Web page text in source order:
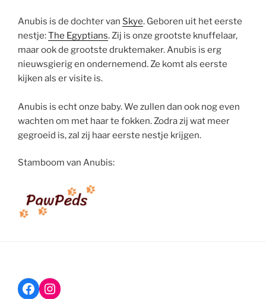
Anubis is de dochter van Skye. Geboren uit het eerste
nestje:The Egyptians. Zij is onze grootste knuffelaar,
maar ook de grootste druktemaker. Anubis is erg
nieuwsgierig en ondernemend. Ze komt als eerste
kijken als er visite is.
Anubis is echt onze baby. We zullen dan ook nog even
wachten om met haar te fokken. Zodra zij wat meer
gegroeid is, zal zij haar eerste nestje krijgen.
Stamboom van Anubis:
Facebook
Instagram